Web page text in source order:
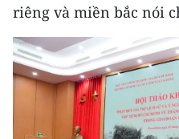
Media Y tế
Media Khoa học - Công
Media Môi trường
Ảnh
riêng và miền bắc nói